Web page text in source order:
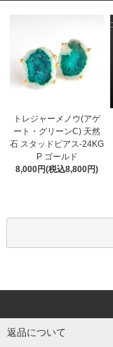
トレジャーメノウ(アゲ
ート・グリーンC) 天然
石 スタッドピアス-24KG
P ゴールド
8,000円(税込8,800円)
返品について